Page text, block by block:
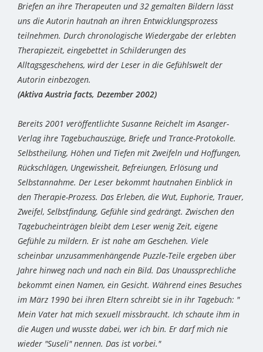
Briefen an ihre Therapeuten und 32 gemalten Bildern lässt
uns die Autorin hautnah an ihren Entwicklungsprozess
teilnehmen. Durch chronologische Wiedergabe der erlebten
Therapiezeit, eingebettet in Schilderungen des
Alltagsgeschehens, wird der Leser in die Gefühlswelt der
Autorin einbezogen.
(Aktiva Austria facts, Dezember 2002)
Bereits 2001 veröffentlichte Susanne Reichelt im Asanger-
Verlag ihre Tagebuchauszüge, Briefe und Trance-Protokolle.
Selbstheilung, Höhen und Tiefen mit Zweifeln und Hoffungen,
Rückschlägen, Ungewissheit, Befreiungen, Erlösung und
Selbstannahme. Der Leser bekommt hautnahen Einblick in
den Therapie-Prozess. Das Erleben, die Wut, Euphorie, Trauer,
Zweifel, Selbstfindung, Gefühle sind gedrängt. Zwischen den
Tagebucheinträgen bleibt dem Leser wenig Zeit, eigene
Gefühle zu mildern. Er ist nahe am Geschehen. Viele
scheinbar unzusammenhängende Puzzle-Teile ergeben über
Jahre hinweg nach und nach ein Bild. Das Unaussprechliche
bekommt einen Namen, ein Gesicht. Während eines Besuches
im März 1990 bei ihren Eltern schreibt sie in ihr Tagebuch: "
Mein Vater hat mich sexuell missbraucht. Ich schaute ihm in
die Augen und wusste dabei, wer ich bin. Er darf mich nie
wieder "Suseli" nennen. Das ist vorbei."